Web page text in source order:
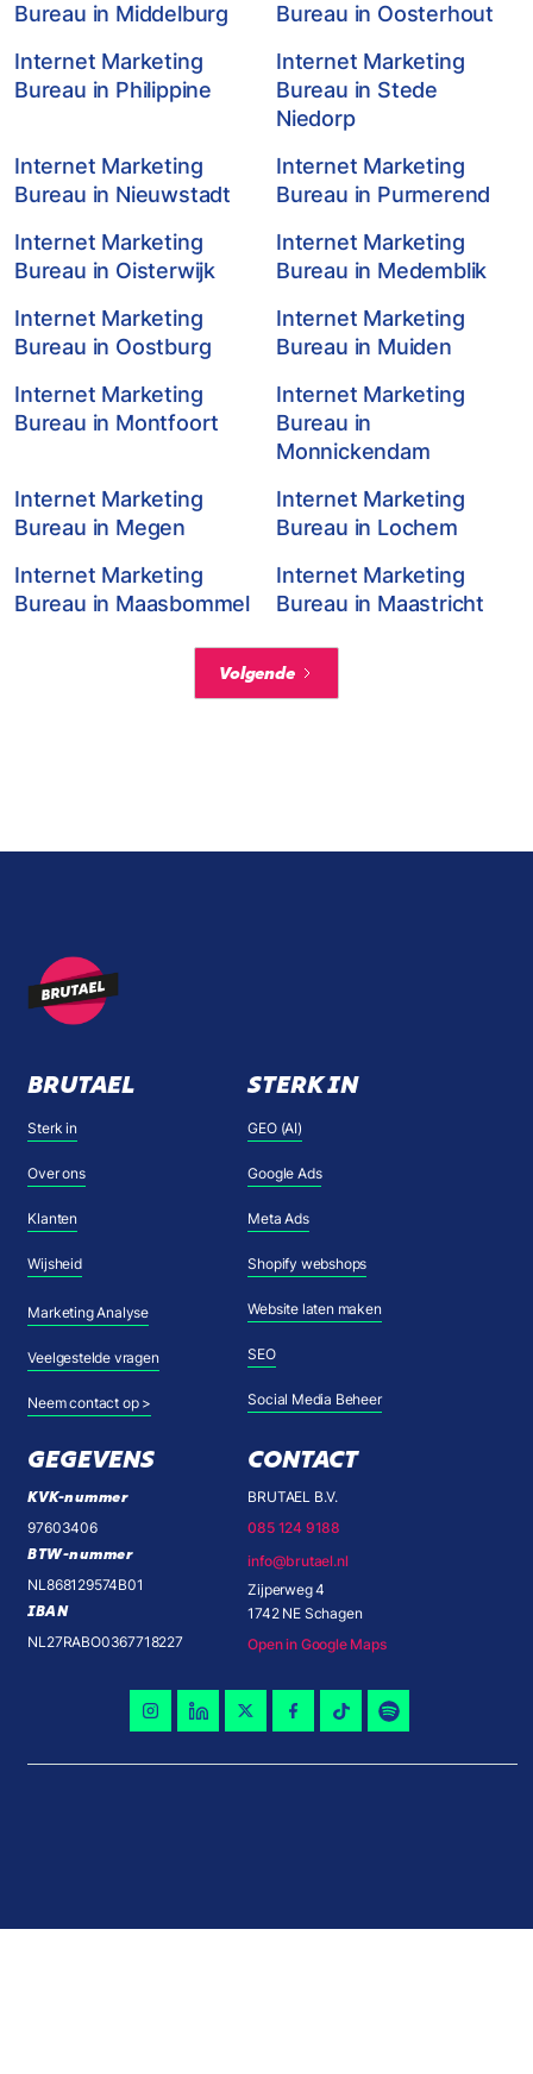
Bureau in Middelburg
Bureau in Oosterhout
Internet Marketing
Bureau in Philippine
Internet Marketing
Bureau in Stede
Niedorp
Internet Marketing
Bureau in Nieuwstadt
Internet Marketing
Bureau in Purmerend
Internet Marketing
Bureau in Oisterwijk
Internet Marketing
Bureau in Medemblik
Internet Marketing
Bureau in Oostburg
Internet Marketing
Bureau in Muiden
Internet Marketing
Bureau in Montfoort
Internet Marketing
Bureau in
Monnickendam
Internet Marketing
Bureau in Megen
Internet Marketing
Bureau in Lochem
Internet Marketing
Bureau in Maasbommel
Internet Marketing
Bureau in Maastricht
Volgende
BRUTAEL
Sterk in
Over ons
Klanten
Wijsheid
Marketing Analyse
Veelgestelde vragen
Neem contact op >
STERK IN
GEO (AI)
Google Ads
Meta Ads
Shopify webshops
Website laten maken
SEO
Social Media Beheer
GEGEVENS
KVK-nummer
97603406
BTW-nummer
NL868129574B01
IBAN
NL27RABO0367718227
CONTACT
BRUTAEL B.V.
085 124 9188
info@brutael.nl
Zijperweg 4
1742 NE Schagen
Open in Google Maps